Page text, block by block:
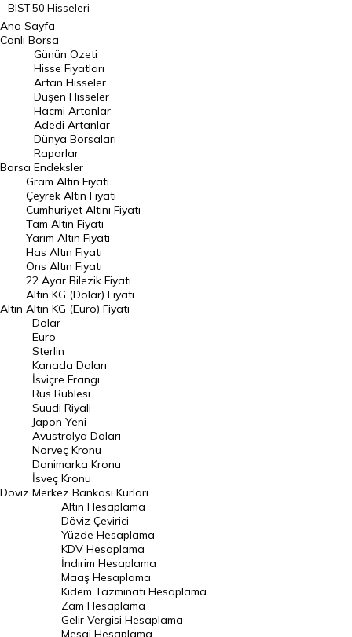
BIST 50 Hisseleri
BIST 100 Hisseleri
En Çok Artan Hisseler
En Çok Düşen Hisseler
Hacmi Artanlar
Geçmiş Kapanışlar
Dünya Borsaları
Raporlar
Endeksler
DÖVİZ
Döviz Kuru
Dolar Kuru
Euro Kuru
Pound Kuru
Frank Kuru
Riyal Kuru
Avustralya Doları
Danimarka Kronu Kuru
Kanada Doları Kuru
Norveç Kronu Kuru
İsveç Kronu Kuru
Japon Yeni Kuru
Serbest Piyasa Döviz Kurları
Merkez Bankası Döviz Kurları
Ana Sayfa
Canlı Borsa
Borsa
Günün Özeti
Hisse Fiyatları
Artan Hisseler
Düşen Hisseler
Hacmi Artanlar
Adedi Artanlar
Dünya Borsaları
Raporlar
Endeksler
Altın
Gram Altın Fiyatı
Çeyrek Altın Fiyatı
Cumhuriyet Altını Fiyatı
Tam Altın Fiyatı
Yarım Altın Fiyatı
Has Altın Fiyatı
Ons Altın Fiyatı
22 Ayar Bilezik Fiyatı
Altın KG (Dolar) Fiyatı
Altın KG (Euro) Fiyatı
Döviz
Dolar
Euro
Sterlin
Kanada Doları
İsviçre Frangı
Rus Rublesi
Suudi Riyali
Japon Yeni
Avustralya Doları
Norveç Kronu
Danimarka Kronu
İsveç Kronu
Merkez Bankası Kurlari
Altın Hesaplama
Döviz Çevirici
Yüzde Hesaplama
KDV Hesaplama
İndirim Hesaplama
Maaş Hesaplama
Kıdem Tazminatı Hesaplama
Zam Hesaplama
Gelir Vergisi Hesaplama
Mesai Hesaplama